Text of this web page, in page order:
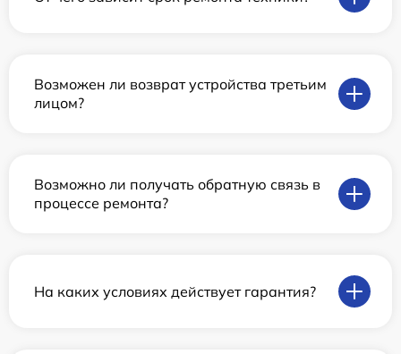
Возможен ли возврат устройства третьим
лицом?
Возможно ли получать обратную связь в
процессе ремонта?
На каких условиях действует гарантия?